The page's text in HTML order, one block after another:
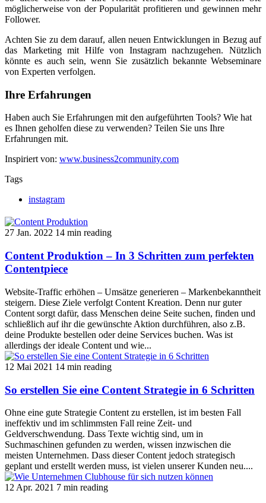
möglicherweise von der Popularität profitieren und gewinnen mehr
Follower.
Achten Sie zu dem darauf, allen neuen Entwicklungen in Bezug auf
das Marketing mit Hilfe von Instagram nachzugehen. Nützlich
könnte es auch sein, wenn Sie zusätzlich bekannte Webseminare
von Experten verfolgen.
Ihre Erfahrungen
Haben auch Sie Erfahrungen mit den aufgeführten Tools? Wie hat
es Ihnen geholfen diese zu verwenden? Teilen Sie uns Ihre
Erfahrungen mit.
Inspiriert von: www.business2community.com
Tags
instagram
27 Jan. 2022 14 min reading
Content Produktion – In 3 Schritten zum perfekten
Contentpiece
Website-Traffic erhöhen – Umsätze generieren – Markenbekanntheit
steigern. Diese Ziele verfolgt Content Kreation. Denn nur guter
Content sorgt dafür, dass Menschen deine Seite suchen, finden und
schließlich auf ihr die gewünschte Aktion durchführen, also z.B.
deine Produkte bestellen oder deine Services buchen. Was ist
allerdings der ideale Content und wie...
12 Mai 2021 14 min reading
So erstellen Sie eine Content Strategie in 6 Schritten
Ohne eine gute Strategie Content zu erstellen, ist im besten Fall
ineffektiv und im schlimmsten Fall reine Zeit- und
Geldverschwendung. Dass Texte wichtig sind, um in
Suchmaschinen gefunden zu werden, wissen inzwischen die
meisten Unternehmen. Dass dieser Content jedoch strategisch
geplant und erstellt werden muss, ist vielen unserer Kunden neu....
12 Apr. 2021 7 min reading